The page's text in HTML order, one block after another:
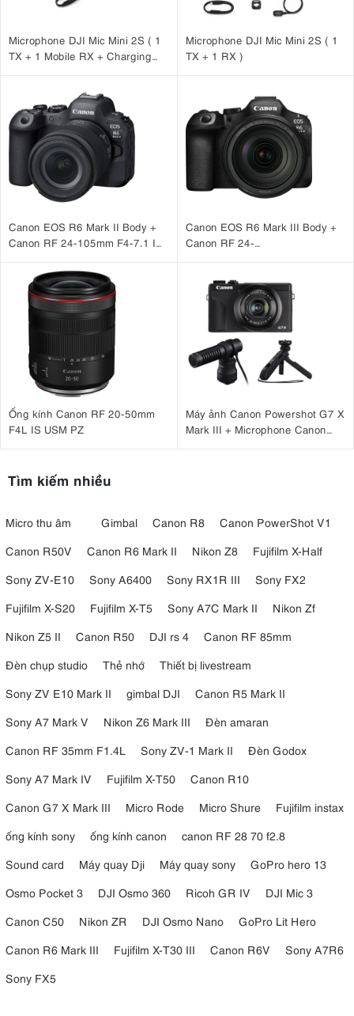
Microphone DJI Mic Mini 2S ( 1
TX + 1 Mobile RX + Charging
Microphone DJI Mic Mini 2S ( 1
TX + 1 RX )
Canon EOS R6 Mark II Body +
Canon RF 24-105mm F4-7.1 IS
Canon EOS R6 Mark III Body +
Canon RF 24-
Ống kính Canon RF 20-50mm
F4L IS USM PZ
Máy ảnh Canon Powershot G7 X
Mark III + Microphone Canon
Tìm kiếm nhiều
Micro thu âm Gimbal Canon R8
Canon PowerShot V1
Canon R50V
Canon R6 Mark II Nikon Z8
Fujifilm X-Half
Sony ZV-E10
Sony A6400 Sony RX1R III
Sony FX2
Fujifilm X-S20
Fujifilm X-T5 Sony A7C Mark II
Nikon Zf
Nikon Z5 II
Canon R50 DJI rs 4
Canon RF 85mm
Đèn chụp studio
Thẻ nhớ
Thiết bị livestream
Sony ZV E10 Mark II
gimbal DJI
Canon R5 Mark II
Sony A7 Mark V
Nikon Z6 Mark III
Đèn amaran
Canon RF 35mm F1.4L
Sony ZV-1 Mark II
Đèn Godox
Sony A7 Mark IV
Fujifilm X-T50
Canon R10
Canon G7 X Mark III
Micro Rode Micro Shure
Fujifilm instax
ống kính sony
ống kính canon
canon RF 28 70 f2.8
Sound card
Máy quay Dji Máy quay sony
GoPro hero 13
Osmo Pocket 3
DJI Osmo 360 Ricoh GR IV
DJI Mic 3
Canon C50
Nikon ZR DJI Osmo Nano
GoPro Lit Hero
Canon R6 Mark III
Fujifilm X-T30 III Canon R6V
Sony A7R6
Sony FX5